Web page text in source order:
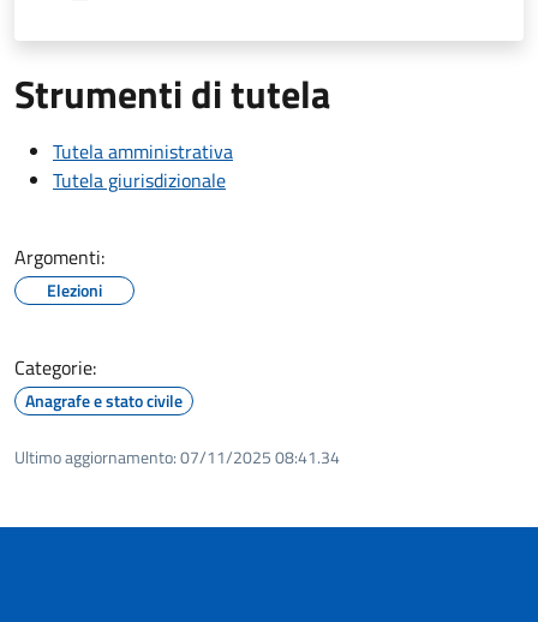
Strumenti di tutela
Tutela amministrativa
Tutela giurisdizionale
Argomenti:
Elezioni
Categorie:
Anagrafe e stato civile
Ultimo aggiornamento:07/11/2025 08:41.34